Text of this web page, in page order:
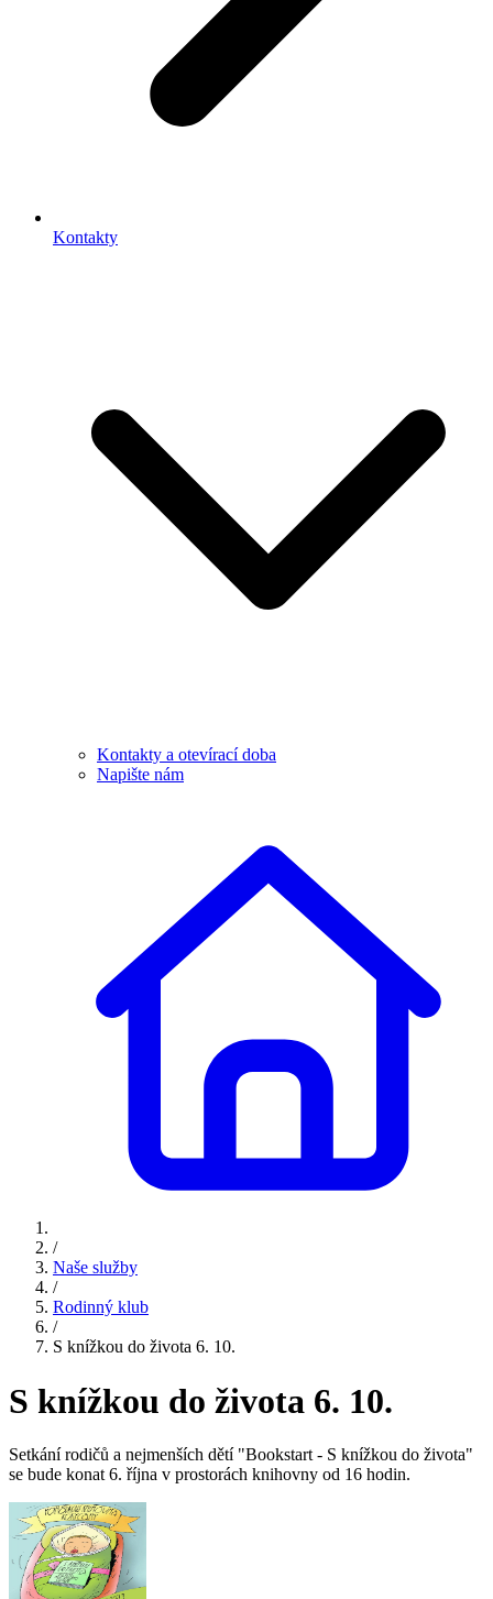
Kontakty
Kontakty a otevírací doba
Napište nám
/
Naše služby
/
Rodinný klub
/
S knížkou do života 6. 10.
S knížkou do života 6. 10.
Setkání rodičů a nejmenších dětí "Bookstart - S knížkou do života"
se bude konat 6. října v prostorách knihovny od 16 hodin.